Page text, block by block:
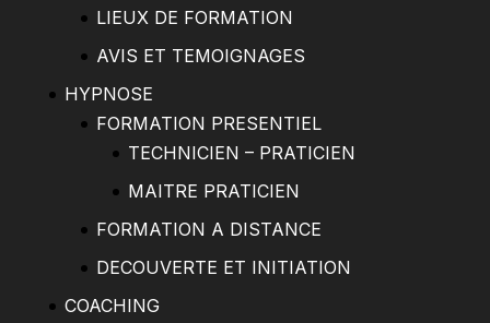
LIEUX DE FORMATION
AVIS ET TEMOIGNAGES
HYPNOSE
FORMATION PRESENTIEL
TECHNICIEN – PRATICIEN
MAITRE PRATICIEN
FORMATION A DISTANCE
DECOUVERTE ET INITIATION
COACHING